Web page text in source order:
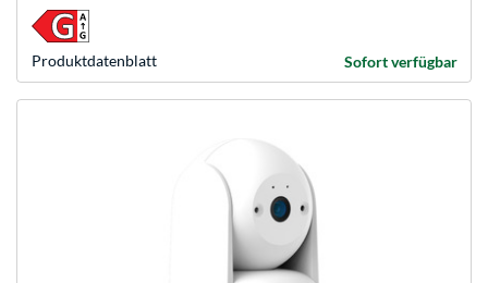
Produkt­datenblatt Sofort verfügbar